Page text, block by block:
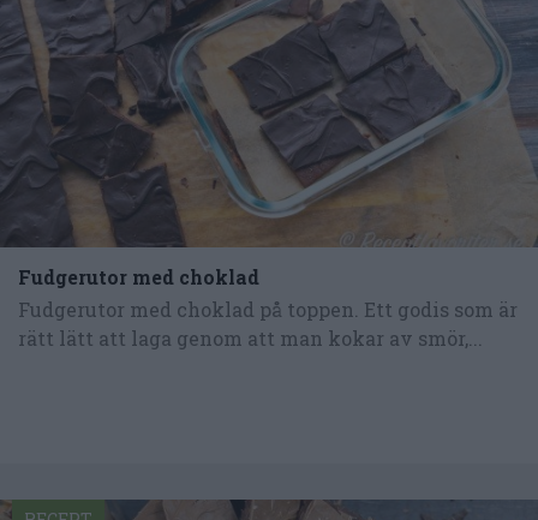
Fudgerutor med choklad
Fudgerutor med choklad på toppen. Ett godis som är
rätt lätt att laga genom att man kokar av smör,...